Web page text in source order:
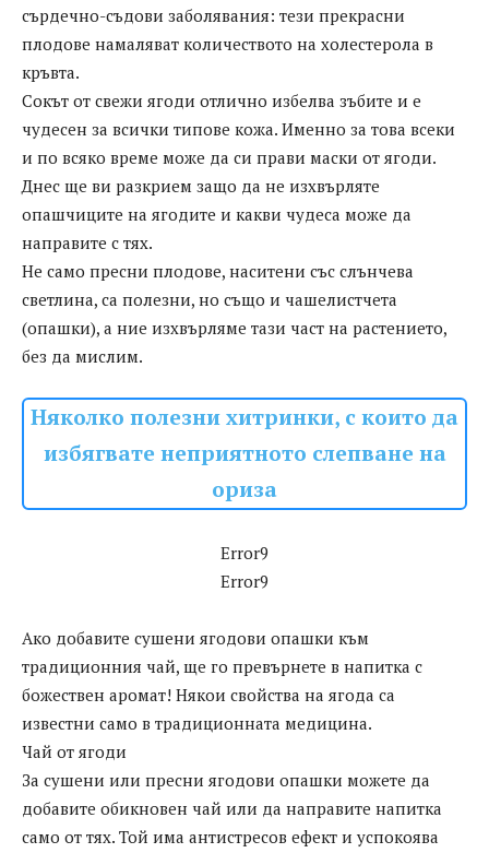
сърдечно-съдови заболявания: тези прекрасни
плодове намаляват количеството на холестерола в
кръвта.
Сокът от свежи ягоди отлично избелва зъбите и е
чудесен за всички типове кожа. Именно за това всеки
и по всяко време може да си прави маски от ягоди.
Днес ще ви разкрием защо да не изхвърляте
опашчиците на ягодите и какви чудеса може да
направите с тях.
Не само пресни плодове, наситени със слънчева
светлина, са полезни, но също и чашелистчета
(опашки), а ние изхвърляме тази част на растението,
без да мислим.
Няколко полезни хитринки, с които да
избягвате неприятното слепване на
ориза
Error9
Error9
Ако добавите сушени ягодови опашки към
традиционния чай, ще го превърнете в напитка с
божествен аромат! Някои свойства на ягода са
известни само в традиционната медицина.
Чай от ягоди
За сушени или пресни ягодови опашки можете да
добавите обикновен чай или да направите напитка
само от тях. Той има антистресов ефект и успокоява